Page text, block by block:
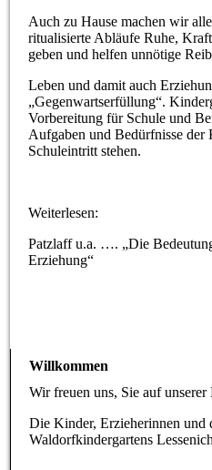
Auch zu Hause machen wir
ritualisierte Abläufe Ruhe,
geben und helfen unnötige
Leben und damit auch
„Gegenwartserfüllung“.
Vorbereitung für Schule und
Aufgaben und Bedürfnisse der
Schuleintritt stehen.
Weiterlesen:
Patzlaff u.a. …. „Die
Erziehung“
Willkommen
Wir freuen uns, Sie auf unserer
Die Kinder, Erzieherinnen und
Waldorfkindergartens Lessenich